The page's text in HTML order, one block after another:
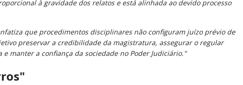
à gravidade dos relatos e está alinhada ao devido processo
que procedimentos disciplinares não configuram juízo prévio de
preservar a credibilidade da magistratura, assegurar o regular
e manter a confiança da sociedade no Poder Judiciário."